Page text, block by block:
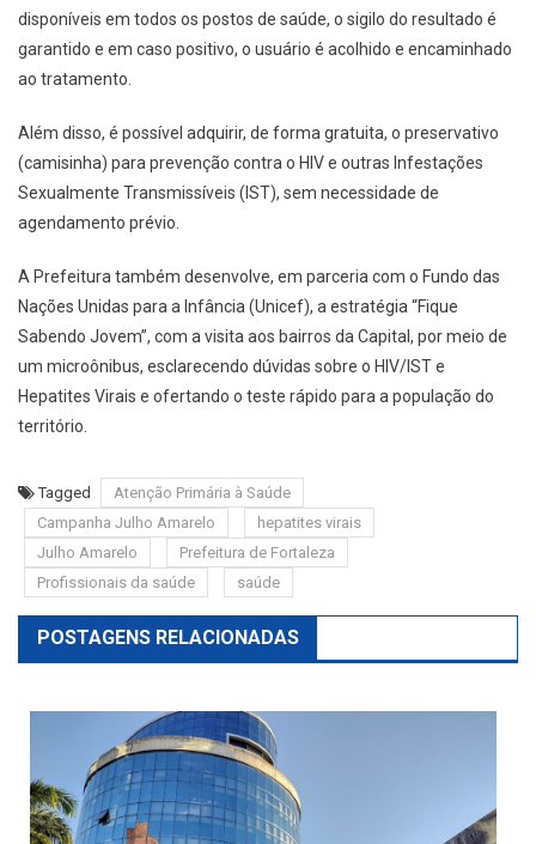
disponíveis em todos os postos de saúde, o sigilo do resultado é
garantido e em caso positivo, o usuário é acolhido e encaminhado
ao tratamento.
Além disso, é possível adquirir, de forma gratuita, o preservativo
(camisinha) para prevenção contra o HIV e outras Infestações
Sexualmente Transmissíveis (IST), sem necessidade de
agendamento prévio.
A Prefeitura também desenvolve, em parceria com o Fundo das
Nações Unidas para a Infância (Unicef), a estratégia “Fique
Sabendo Jovem”, com a visita aos bairros da Capital, por meio de
um microônibus, esclarecendo dúvidas sobre o HIV/IST e
Hepatites Virais e ofertando o teste rápido para a população do
território.
Tagged
Atenção Primária à Saúde
Campanha Julho Amarelo
hepatites virais
Julho Amarelo
Prefeitura de Fortaleza
Profissionais da saúde
saúde
POSTAGENS RELACIONADAS